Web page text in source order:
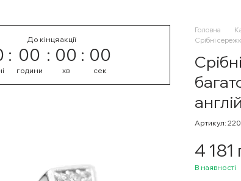
До кінця акції
00
години
00
хв
00
сек
Головна
Срібні
Артикул:
4 181
В наявності